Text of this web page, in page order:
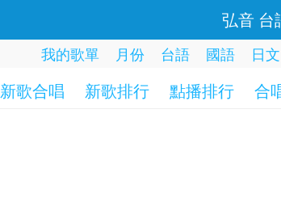
弘音 台
我的歌單 月份 台語 國語 日文
新歌合唱 新歌排行 點播排行 合